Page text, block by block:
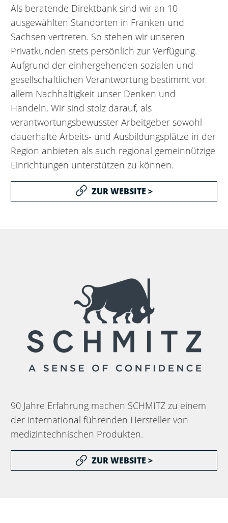
Als beratende Direktbank sind wir an 10
ausgewählten Standorten in Franken und
Sachsen vertreten. So stehen wir unseren
Privatkunden stets persönlich zur Verfügung.
Aufgrund der einhergehenden sozialen und
gesellschaftlichen Verantwortung bestimmt vor
allem Nachhaltigkeit unser Denken und
Handeln. Wir sind stolz darauf, als
verantwortungsbewusster Arbeitgeber sowohl
dauerhafte Arbeits- und Ausbildungsplätze in der
Region anbieten als auch regional gemeinnützige
Einrichtungen unterstützen zu können.
ZUR WEBSITE >
90 Jahre Erfahrung machen SCHMITZ zu einem
der international führenden Hersteller von
medizintechnischen Produkten.
ZUR WEBSITE >